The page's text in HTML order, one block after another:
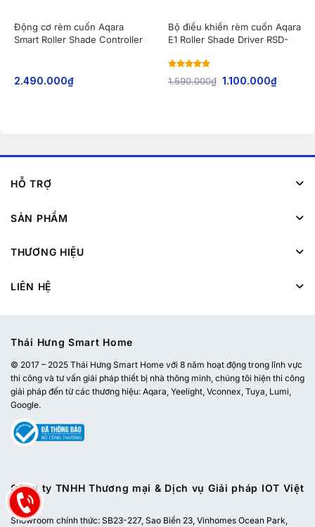
Động cơ rèm cuốn Aqara
Smart Roller Shade Controller
2.490.000₫
Bộ điều khiển rèm cuốn Aqara
E1 Roller Shade Driver RSD-
Rated
out
of 5
1.590.000₫ 1.100.000₫
HỖ TRỢ
SẢN PHẨM
THƯƠNG HIỆU
LIÊN HỆ
Thái Hưng Smart Home
© 2017 – 2025 Thái Hưng Smart Home với 8 năm hoạt động trong lĩnh vực
thi công và tư vấn giải pháp thiết bị nhà thông minh, chúng tôi hiện thi công
giải pháp đến từ các thương hiệu: Aqara, Yeelight, Vconnex, Tuya, Lumi,
Google.
Công ty TNHH Thương mại & Dịch vụ Giải pháp IOT Việt
Nam
Showroom chính thức: SB23-227, Sao Biển 23, Vinhomes Ocean Park,